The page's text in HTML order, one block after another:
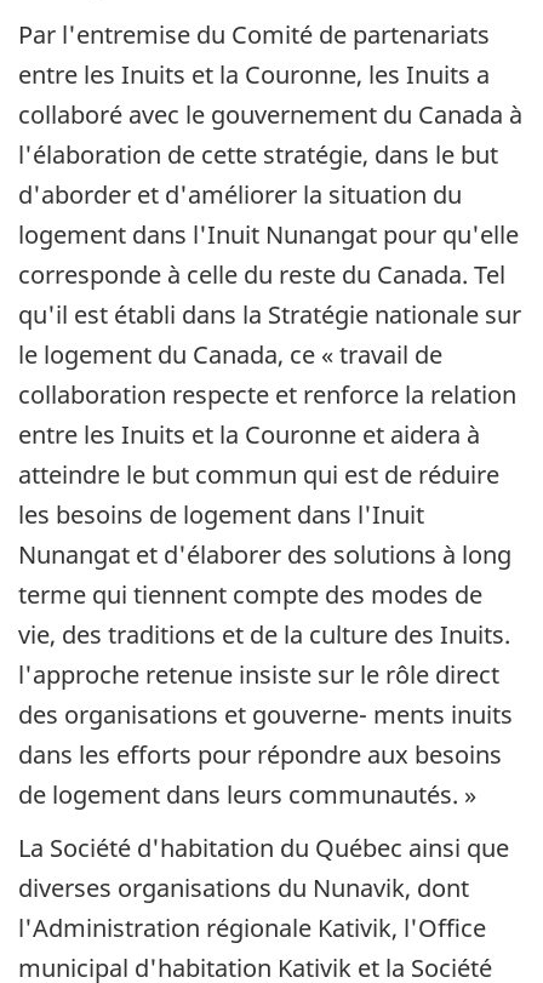
Par l'entremise du Comité de partenariats
entre les Inuits et la Couronne, les Inuits a
collaboré avec le gouvernement du Canada à
l'élaboration de cette stratégie, dans le but
d'aborder et d'améliorer la situation du
logement dans l'Inuit Nunangat pour qu'elle
corresponde à celle du reste du Canada. Tel
qu'il est établi dans la Stratégie nationale sur
le logement du Canada, ce « travail de
collaboration respecte et renforce la relation
entre les Inuits et la Couronne et aidera à
atteindre le but commun qui est de réduire
les besoins de logement dans l'Inuit
Nunangat et d'élaborer des solutions à long
terme qui tiennent compte des modes de
vie, des traditions et de la culture des Inuits.
l'approche retenue insiste sur le rôle direct
des organisations et gouverne- ments inuits
dans les efforts pour répondre aux besoins
de logement dans leurs communautés. »
La Société d'habitation du Québec ainsi que
diverses organisations du Nunavik, dont
l'Administration régionale Kativik, l'Oﬃce
municipal d'habitation Kativik et la Société